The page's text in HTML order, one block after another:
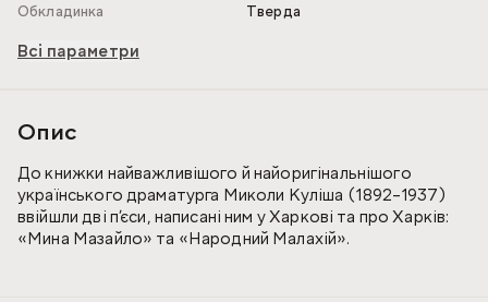
Обкладинка
Тверда
Всі параметри
Опис
До книжки найважливішого й найоригінальнішого
українського драматурга Миколи Куліша (1892–1937)
ввійшли дві п’єси, написані ним у Харкові та про Харків:
«Мина Мазайло» та «Народний Малахій».